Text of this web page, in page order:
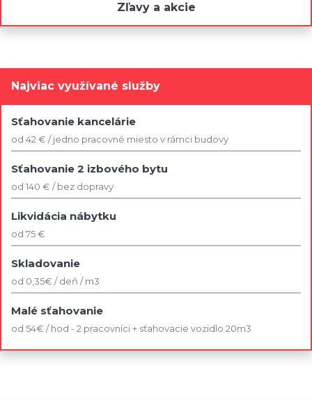
Zľavy a akcie
Najviac využívané služby
Sťahovanie kancelárie
od 42 € / jedno pracovné miesto v rámci budovy
Sťahovanie 2 izbového bytu
od 140 € / bez dopravy
Likvidácia nábytku
od 75 €
Skladovanie
od 0,35€ / deň / m3
Malé sťahovanie
od 54€ / hod - 2 pracovníci + sťahovacie vozidlo 20m3